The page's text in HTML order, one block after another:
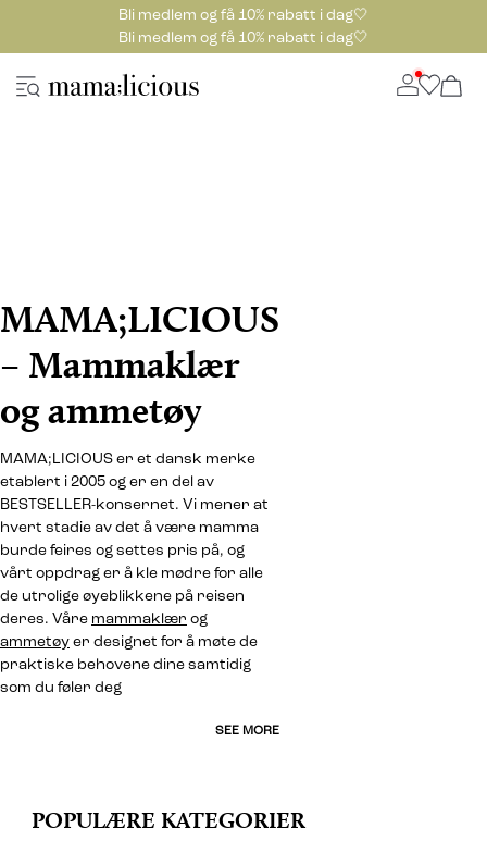
Bli medlem og få 10% rabatt i dag🤍
Bli medlem og få 10% rabatt i dag🤍
MAMA;LICIOUS
– Mammaklær
og ammetøy
MAMA;LICIOUS er et dansk merke
etablert i 2005 og er en del av
BESTSELLER-konsernet. Vi mener at
hvert stadie av det å være mamma
burde feires og settes pris på, og
vårt oppdrag er å kle mødre for alle
de utrolige øyeblikkene på reisen
deres. Våre mammaklær og
ammetøy er designet for å møte de
praktiske behovene dine samtidig
som du føler deg
SEE MORE
POPULÆRE KATEGORIER